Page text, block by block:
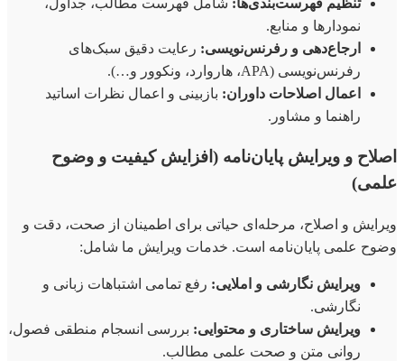
نمودارها و منابع.
ارجاع‌دهی و رفرنس‌نویسی: رعایت دقیق سبک‌های
رفرنس‌نویسی (APA، هاروارد، ونکوور و…).
اعمال اصلاحات داوران: بازبینی و اعمال نظرات اساتید
راهنما و مشاور.
اصلاح و ویرایش پایان‌نامه (افزایش کیفیت و وضوح
علمی)
ویرایش و اصلاح، مرحله‌ای حیاتی برای اطمینان از صحت، دقت و
وضوح علمی پایان‌نامه است. خدمات ویرایش ما شامل:
ویرایش نگارشی و املایی: رفع تمامی اشتباهات زبانی و
نگارشی.
ویرایش ساختاری و محتوایی: بررسی انسجام منطقی فصول،
روانی متن و صحت علمی مطالب.